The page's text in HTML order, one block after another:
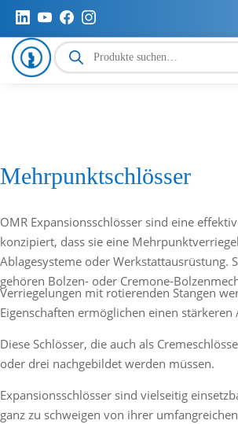
Produktsuche
Mehrpunktschlösser
OMR Expansionsschlösser sind eine
konzipiert, dass sie eine
Ablagesysteme oder
gehören Bolzen- oder Cremone-
Verriegelungen mit rotierenden Stangen
Eigenschaften ermöglichen einen stärkeren
Diese Schlösser, die auch als
oder drei nachgebildet werden müssen.
Expansionsschlösser sind vielseitig
ganz zu schweigen von ihrer